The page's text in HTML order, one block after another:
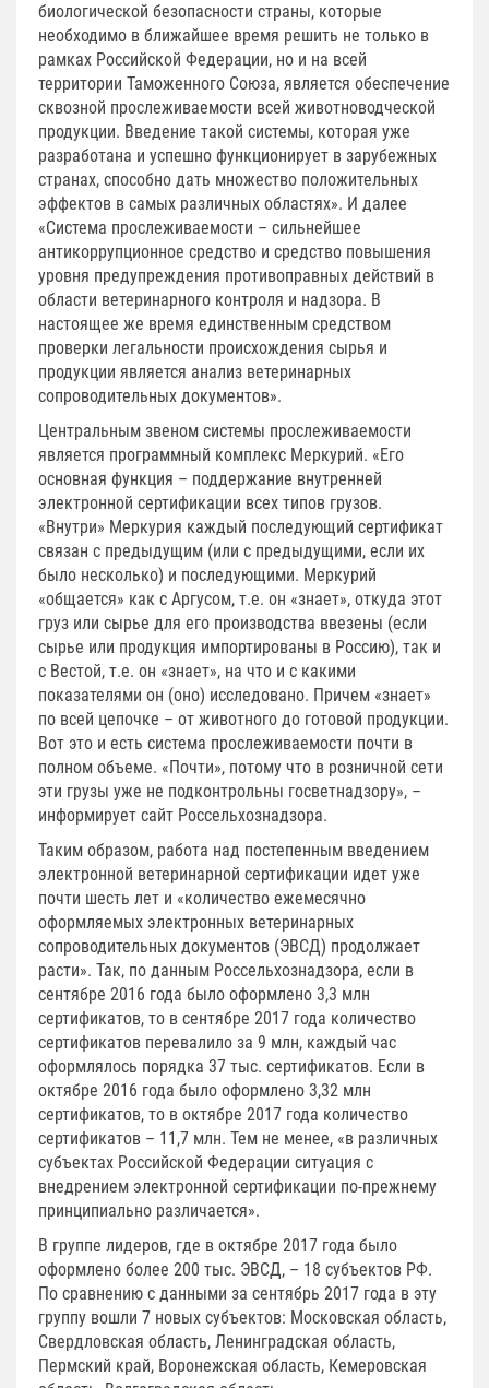
биологической безопасности страны, которые
необходимо в ближайшее время решить не только в
рамках Российской Федерации, но и на всей
территории Таможенного Союза, является обеспечение
сквозной прослеживаемости всей животноводческой
продукции. Введение такой системы, которая уже
разработана и успешно функционирует в зарубежных
странах, способно дать множество положительных
эффектов в самых различных областях». И далее
«Система прослеживаемости – сильнейшее
антикоррупционное средство и средство повышения
уровня предупреждения противоправных действий в
области ветеринарного контроля и надзора. В
настоящее же время единственным средством
проверки легальности происхождения сырья и
продукции является анализ ветеринарных
сопроводительных документов».
Центральным звеном системы прослеживаемости
является программный комплекс Меркурий. «Его
основная функция – поддержание внутренней
электронной сертификации всех типов грузов.
«Внутри» Меркурия каждый последующий сертификат
связан с предыдущим (или с предыдущими, если их
было несколько) и последующими. Меркурий
«общается» как с Аргусом, т.е. он «знает», откуда этот
груз или сырье для его производства ввезены (если
сырье или продукция импортированы в Россию), так и
с Вестой, т.е. он «знает», на что и с какими
показателями он (оно) исследовано. Причем «знает»
по всей цепочке – от животного до готовой продукции.
Вот это и есть система прослеживаемости почти в
полном объеме. «Почти», потому что в розничной сети
эти грузы уже не подконтрольны госветнадзору», –
информирует сайт Россельхознадзора.
Таким образом, работа над постепенным введением
электронной ветеринарной сертификации идет уже
почти шесть лет и «количество ежемесячно
оформляемых электронных ветеринарных
сопроводительных документов (ЭВСД) продолжает
расти». Так, по данным Россельхознадзора, если в
сентябре 2016 года было оформлено 3,3 млн
сертификатов, то в сентябре 2017 года количество
сертификатов перевалило за 9 млн, каждый час
оформлялось порядка 37 тыс. сертификатов. Если в
октябре 2016 года было оформлено 3,32 млн
сертификатов, то в октябре 2017 года количество
сертификатов – 11,7 млн. Тем не менее, «в различных
субъектах Российской Федерации ситуация с
внедрением электронной сертификации по-прежнему
принципиально различается».
В группе лидеров, где в октябре 2017 года было
оформлено более 200 тыс. ЭВСД, – 18 субъектов РФ.
По сравнению с данными за сентябрь 2017 года в эту
группу вошли 7 новых субъектов: Московская область,
Свердловская область, Ленинградская область,
Пермский край, Воронежская область, Кемеровская